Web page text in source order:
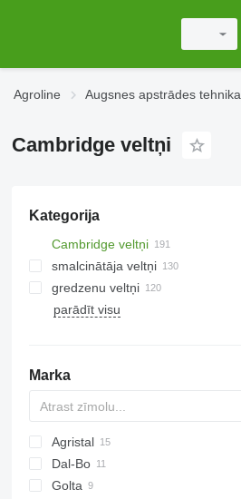
Agroline Augsnes apstrādes tehnika
Cambridge veltņi
Kategorija
Cambridge veltņi
smalcinātāja veltņi
gredzenu veltņi
parādīt visu
Marka
Agristal
Dal-Bo
Minimax
Golta